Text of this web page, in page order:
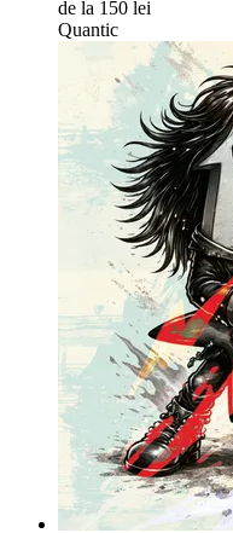
de la 150 lei
Quantic